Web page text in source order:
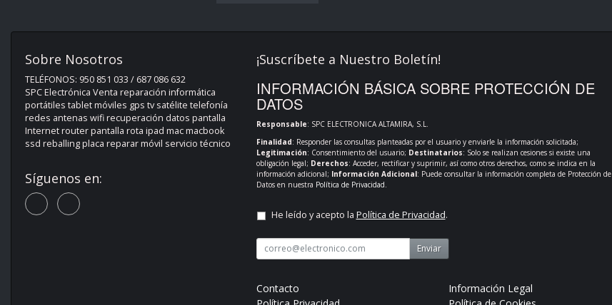
Sobre Nosotros
TELÉFONOS: 950 851 033 / 687 086 632
SPC Electrónica Venta reparación informática
portátiles tablet móviles gps tv satélite telefonía
redes antenas wifi recuperación datos pantalla
Internet router pantalla rota ipad mac macbook
ssd reballing placa reparar móvil servicio técnico
Síguenos en:
¡Suscríbete a Nuestro Boletín!
INFORMACIÓN BÁSICA SOBRE PROTECCIÓN DE
DATOS
Responsable: SPC ELECTRONICA ALTAMIRA, S.L.
Finalidad: Responder las consultas planteadas por el usuario y enviarle la información solicitada;
Legitimación: Consentimiento del usuario; Destinatarios: Solo se realizan cesiones si existe una
obligación legal; Derechos: Acceder, rectificar y suprimir, así como otros derechos, como se indica en la
información adicional; Información Adicional: Puede consultar la información completa de Protección de
Datos en nuestra Política de Privacidad
He leído y acepto la Política de Privacidad.
Enviar
Contacto
Información Legal